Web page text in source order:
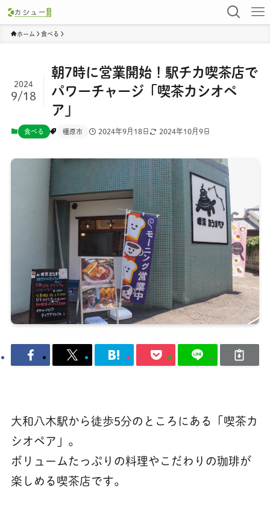
ホーム 食べる
朝7時に営業開始！駅チカ喫茶店で
パワーチャージ「喫茶カシオペ
ア」
2024
9/18
食べる 橿原市 2024年9月18日 2024年10月9日
大和八木駅から徒歩5分のところにある「喫茶カ
シオペア」。
ボリュームたっぷりの料理やこだわりの珈琲が
楽しめる喫茶店です。